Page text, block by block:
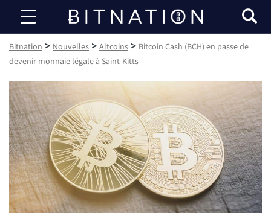
Bitnation
Bitnation > Nouvelles > Altcoins > Bitcoin Cash (BCH) en passe de
devenir monnaie légale à Saint-Kitts